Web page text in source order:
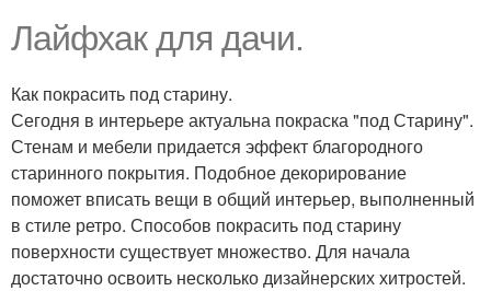
Лайфхак для дачи.
Как покрасить под старину.
Сегодня в интерьере актуальна покраска "под Старину".
Стенам и мебели придается эффект благородного
старинного покрытия. Подобное декорирование
поможет вписать вещи в общий интерьер, выполненный
в стиле ретро. Способов покрасить под старину
поверхности существует множество. Для начала
достаточно освоить несколько дизайнерских хитростей.